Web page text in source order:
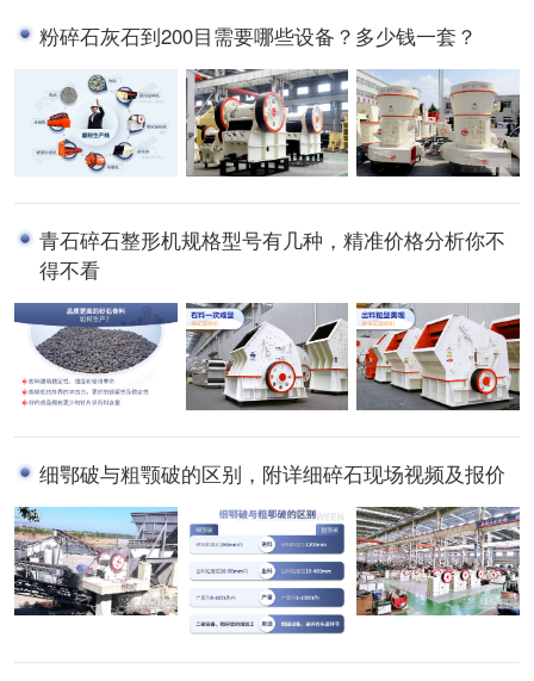
粉碎石灰石到200目需要哪些设备？多少钱一套？
青石碎石整形机规格型号有几种，精准价格分析你不
得不看
细鄂破与粗颚破的区别，附详细碎石现场视频及报价